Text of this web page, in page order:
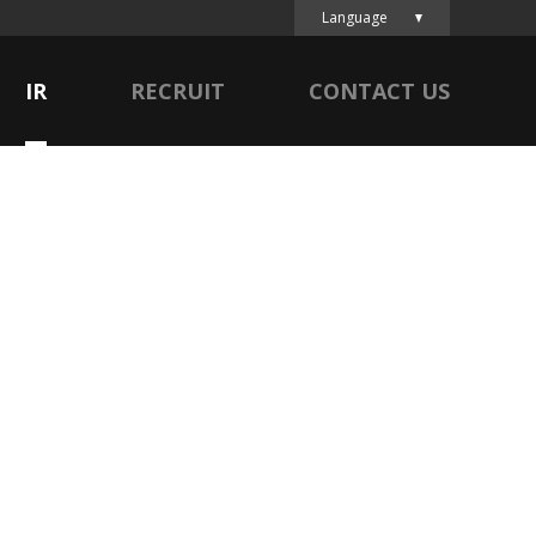
Language
IR RECRUIT CONTACT US